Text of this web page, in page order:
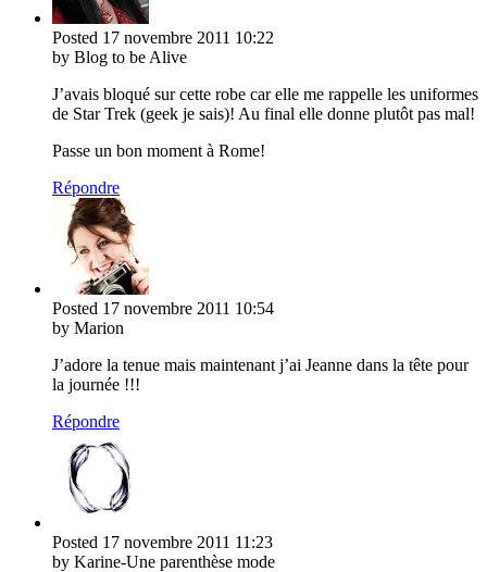
Posted 17 novembre 2011 10:22
by Blog to be Alive
J’avais bloqué sur cette robe car elle me rappelle les uniformes
de Star Trek (geek je sais)! Au final elle donne plutôt pas mal!
Passe un bon moment à Rome!
Répondre
Posted 17 novembre 2011 10:54
by Marion
J’adore la tenue mais maintenant j’ai Jeanne dans la tête pour
la journée !!!
Répondre
Posted 17 novembre 2011 11:23
by Karine-Une parenthèse mode